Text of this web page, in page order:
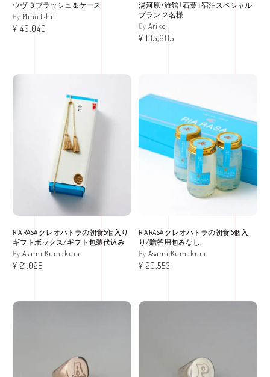
ウヴ ３ブラッシュ＆ケース
Miho Ishii
¥ 40,040
湯河原・旅館「石葉」宿泊スペシャル
プラン ２名様
Ariko
¥ 135,685
RIA RASA クレオパトラの朝食5個入り
ギフトボックス/ギフト包装代込み
Asami Kumakura
¥ 21,028
RIA RASA クレオパトラの朝食 5個入
り/贈答用包みなし
Asami Kumakura
¥ 20,553